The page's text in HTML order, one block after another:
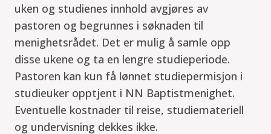
uken og studienes innhold avgjøres av
pastoren og begrunnes i søknaden til
menighetsrådet. Det er mulig å samle opp
disse ukene og ta en lengre studieperiode.
Pastoren kan kun få lønnet studiepermisjon i
studieuker opptjent i NN Baptistmenighet.
Eventuelle kostnader til reise, studiemateriell
og undervisning dekkes ikke.